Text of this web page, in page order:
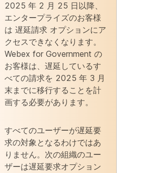
2025 年 2 月 25 日以降、
エンタープライズのお客様
は 遅延請求 オプションにア
クセスできなくなります。
Webex for Government の
お客様は、遅延しているす
べての請求を 2025 年 3 月
末までに移行することを計
画する必要があります。
すべてのユーザーが遅延要
求の対象となるわけではあ
りません。次の組織のユー
ザーは遅延要求オプション